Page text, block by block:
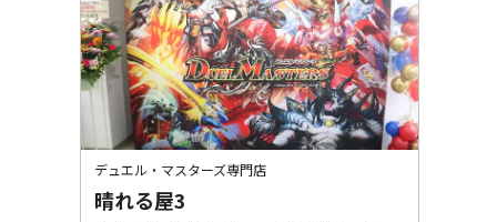
デュエル・マスターズ専門店
晴れる屋3